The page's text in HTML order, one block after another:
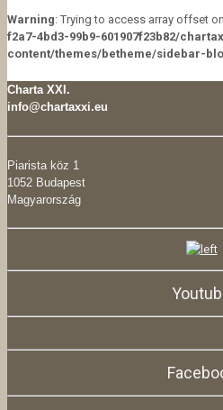
Warning: Trying to access array offset
f2a7-4bd3-99b9-601907f23b82/
content/themes/betheme/sidebar-
Charta XXI.
info@chartaxxi.eu
Piarista köz 1
1052 Budapest
Magyarország